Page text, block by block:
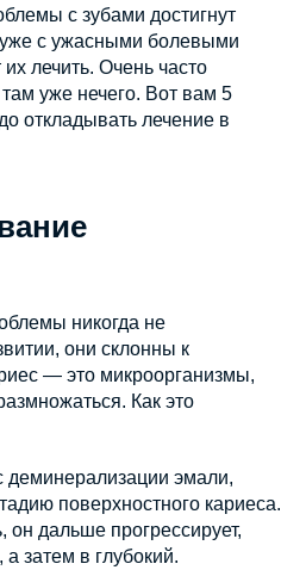
с зубами достигнут
уже с ужасными болевыми
лечить. Очень часто
там уже нечего. Вот вам 5
откладывать лечение в
никогда не
они склонны к
— это микроорганизмы,
Как это
деминерализации эмали,
поверхностного кариеса.
он дальше прогрессирует,
затем в глубокий.